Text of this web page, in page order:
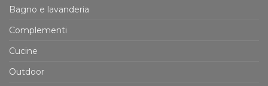
Bagno e lavanderia
Complementi
Cucine
Outdoor